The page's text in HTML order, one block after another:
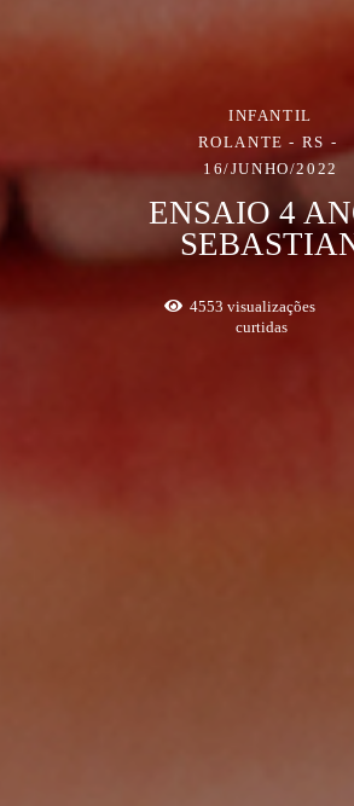
INFANTIL
ROLANTE - RS
16/JUNHO/2022
ENSAIO 4
4553 visualizações
curtidas